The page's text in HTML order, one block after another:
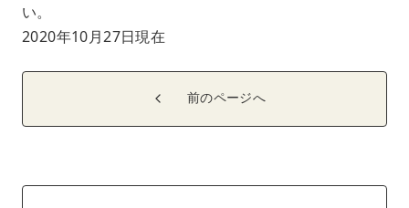
い。
2020年10月27日現在
前のページへ